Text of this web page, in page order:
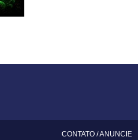
CONTATO /ANUNCIE